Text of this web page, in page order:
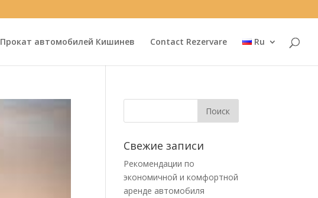
Прокат автомобилей Кишинев Contact Rezervare Ru
Свежие записи
Рекомендации по
экономичной и комфортной
аренде автомобиля